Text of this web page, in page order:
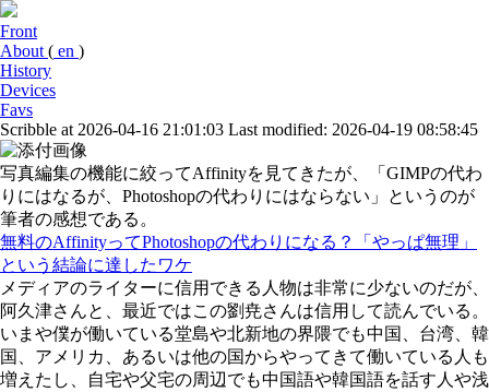
Front
About ( en )
History
Devices
Favs
Scribble at 2026-04-16 21:01:03 Last modified: 2026-04-19 08:58:45
写真編集の機能に絞ってAffinityを見てきたが、「GIMPの代わ
りにはなるが、Photoshopの代わりにはならない」というのが
筆者の感想である。
無料のAffinityってPhotoshopの代わりになる？「やっぱ無理」
という結論に達したワケ
メディアのライターに信用できる人物は非常に少ないのだが、
阿久津さんと、最近ではこの劉尭さんは信用して読んでいる。
いまや僕が働いている堂島や北新地の界隈でも中国、台湾、韓
国、アメリカ、あるいは他の国からやってきて働いている人も
増えたし、自宅や父宅の周辺でも中国語や韓国語を話す人や浅